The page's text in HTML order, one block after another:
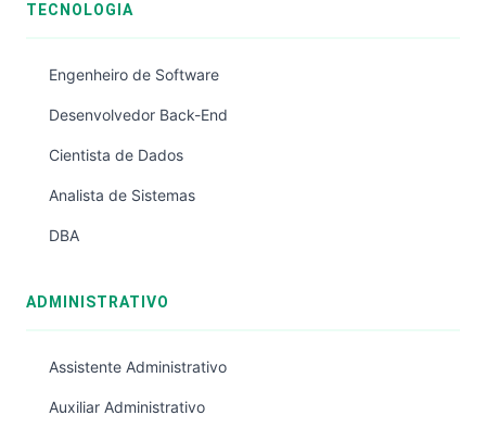
TECNOLOGIA
Engenheiro de Software
Desenvolvedor Back-End
Cientista de Dados
Analista de Sistemas
DBA
ADMINISTRATIVO
Assistente Administrativo
Auxiliar Administrativo